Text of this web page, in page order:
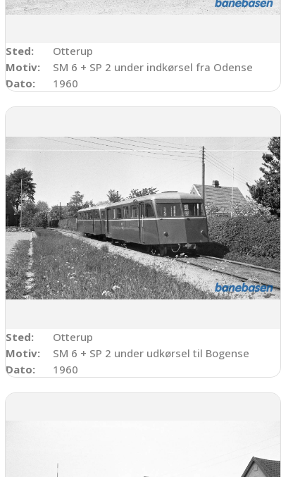
Sted:
Otterup
Motiv:
SM 6 + SP 2 under indkørsel fra Odense
Dato:
1960
til Odense
Sted:
Otterup
Motiv:
SM 6 + SP 2 under udkørsel til Bogense
Dato:
1960